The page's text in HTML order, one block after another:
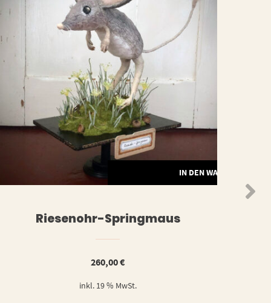
IN DEN WARENKORB
Riesenohr-Springmaus
260,00€
inkl. 19 % MwSt.